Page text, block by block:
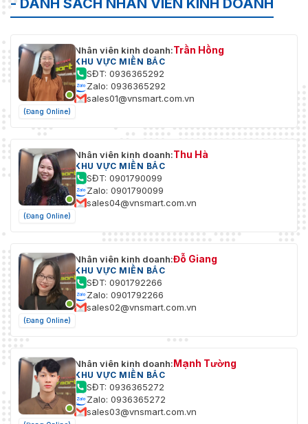
- DANH SÁCH NHÂN VIÊN KINH DOANH
(Đang Online)
Nhân viên kinh doanh:Trần Hồng
KHU VỰC MIỀN BẮC
SĐT: 0936365292
Zalo: 0936365292
sales01@vnsmart.com.vn
(Đang Online)
Nhân viên kinh doanh:Thu Hà
KHU VỰC MIỀN BẮC
SĐT: 0901790099
Zalo: 0901790099
sales04@vnsmart.com.vn
(Đang Online)
Nhân viên kinh doanh:Đỗ Giang
KHU VỰC MIỀN BẮC
SĐT: 0901792266
Zalo: 0901792266
sales02@vnsmart.com.vn
Nhân viên kinh doanh:Mạnh Tường
KHU VỰC MIỀN BẮC
SĐT: 0936365272
Zalo: 0936365272
sales03@vnsmart.com.vn